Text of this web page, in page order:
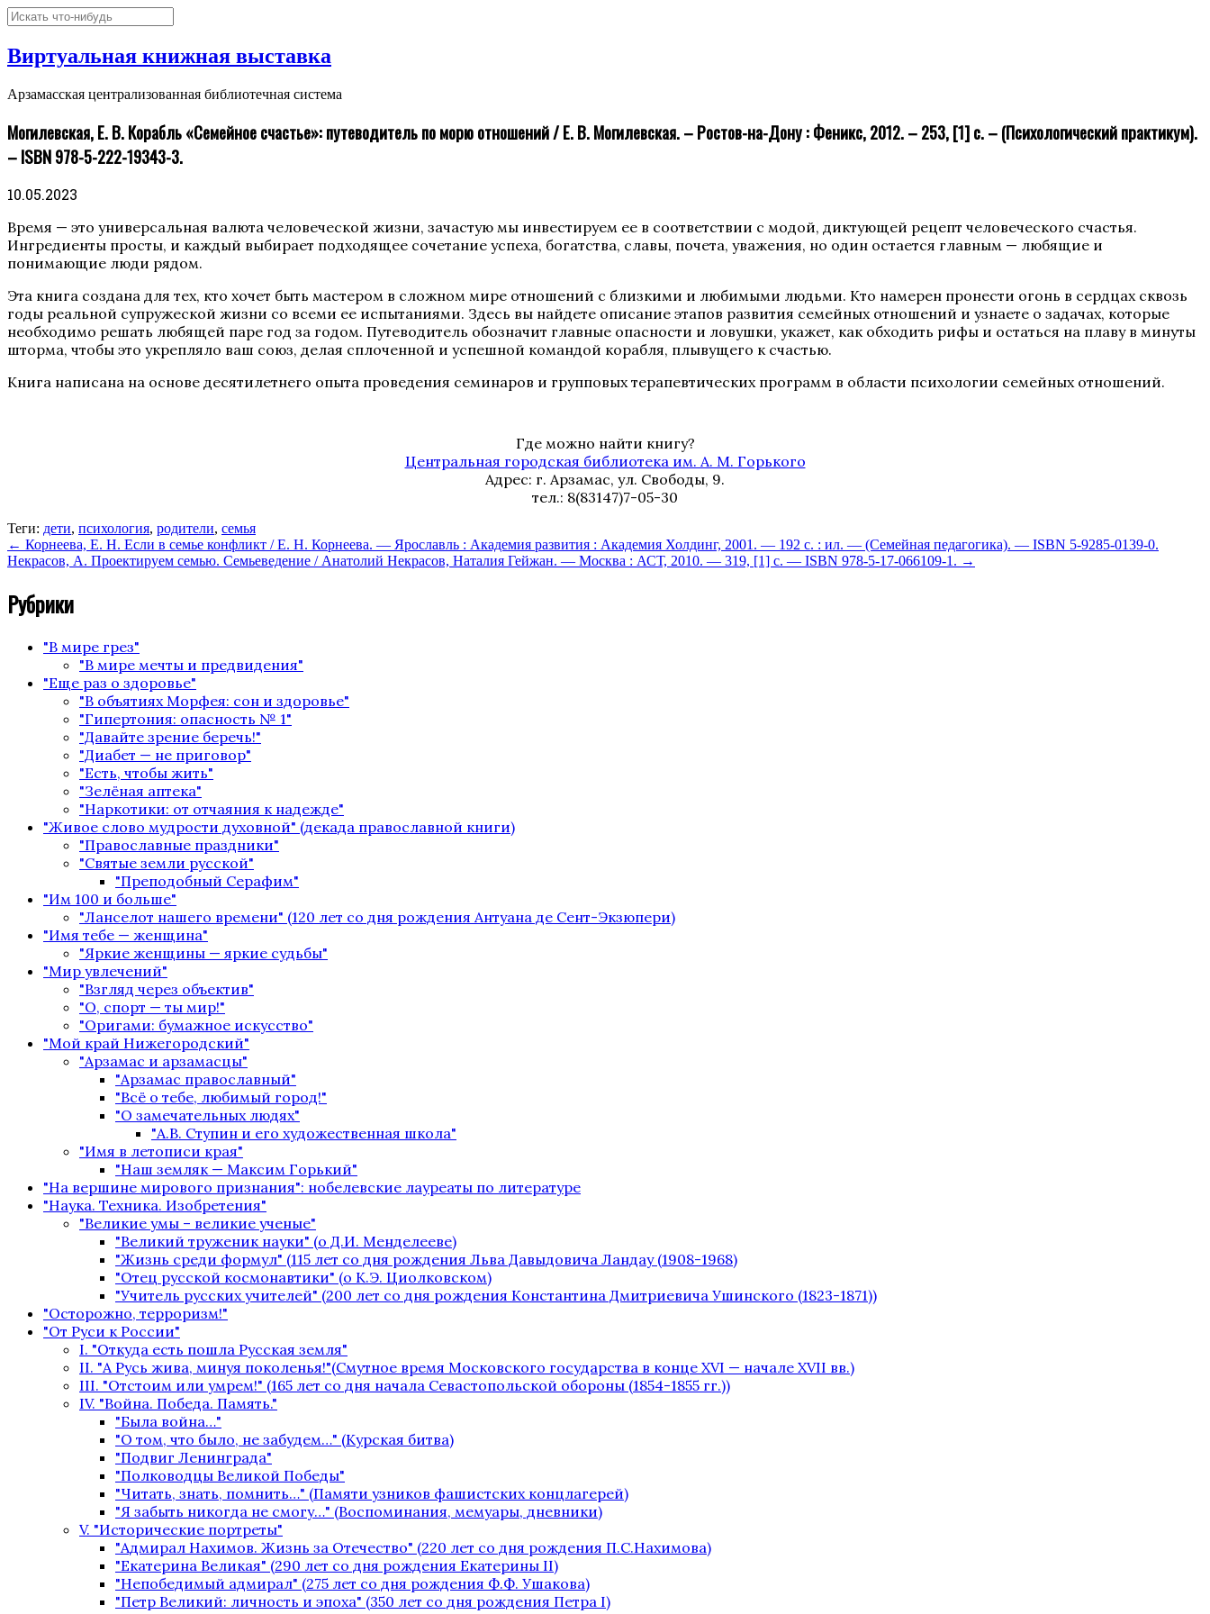
Виртуальная книжная выставка
Арзамасская централизованная библиотечная система
Могилевская, Е. В. Корабль «Семейное счастье»: путеводитель по морю отношений / Е. В. Могилевская. – Ростов-на-Дону : Феникс, 2012. – 253, [1] с. – (Психологический практикум).
– ISBN 978-5-222-19343-3.
10.05.2023
Время — это универсальная валюта человеческой жизни, зачастую мы инвестируем ее в соответствии с модой, диктующей рецепт человеческого счастья.
Ингредиенты просты, и каждый выбирает подходящее сочетание успеха, богатства, славы, почета, уважения, но один остается главным — любящие и
понимающие люди рядом.
Эта книга создана для тех, кто хочет быть мастером в сложном мире отношений с близкими и любимыми людьми. Кто намерен пронести огонь в сердцах сквозь
годы реальной супружеской жизни со всеми ее испытаниями. Здесь вы найдете описание этапов развития семейных отношений и узнаете о задачах, которые
необходимо решать любящей паре год за годом. Путеводитель обозначит главные опасности и ловушки, укажет, как обходить рифы и остаться на плаву в минуты
шторма, чтобы это укрепляло ваш союз, делая сплоченной и успешной командой корабля, плывущего к счастью.
Книга написана на основе десятилетнего опыта проведения семинаров и групповых терапевтических программ в области психологии семейных отношений.
Где можно найти книгу?
Центральная городская библиотека им. А. М. Горького
Адрес: г. Арзамас, ул. Свободы, 9.
тел.: 8(83147)7-05-30
Теги: дети, психология, родители, семья
← Корнеева, Е. Н. Если в семье конфликт / Е. Н. Корнеева. — Ярославль : Академия развития : Академия Холдинг, 2001. — 192 с. : ил. — (Семейная педагогика). — ISBN 5-9285-0139-0.
Некрасов, А. Проектируем семью. Семьеведение / Анатолий Некрасов, Наталия Гейжан. — Москва : АСТ, 2010. — 319, [1] с. — ISBN 978-5-17-066109-1. →
Рубрики
"В мире грез"
"В мире мечты и предвидения"
"Еще раз о здоровье"
"В объятиях Морфея: сон и здоровье"
"Гипертония: опасность № 1"
"Давайте зрение беречь!"
"Диабет — не приговор"
"Есть, чтобы жить"
"Зелёная аптека"
"Наркотики: от отчаяния к надежде"
"Живое слово мудрости духовной" (декада православной книги)
"Православные праздники"
"Святые земли русской"
"Преподобный Серафим"
"Им 100 и больше"
"Ланселот нашего времени" (120 лет со дня рождения Антуана де Сент-Экзюпери)
"Имя тебе — женщина"
"Яркие женщины — яркие судьбы"
"Мир увлечений"
"Взгляд через объектив"
"О, спорт — ты мир!"
"Оригами: бумажное искусство"
"Мой край Нижегородский"
"Арзамас и арзамасцы"
"Арзамас православный"
"Всё о тебе, любимый город!"
"О замечательных людях"
"А.В. Ступин и его художественная школа"
"Имя в летописи края"
"Наш земляк — Максим Горький"
"На вершине мирового признания": нобелевские лауреаты по литературе
"Наука. Техника. Изобретения"
"Великие умы – великие ученые"
"Великий труженик науки" (о Д.И. Менделееве)
"Жизнь среди формул" (115 лет со дня рождения Льва Давыдовича Ландау (1908-1968)
"Отец русской космонавтики" (о К.Э. Циолковском)
"Учитель русских учителей" (200 лет со дня рождения Константина Дмитриевича Ушинского (1823-1871))
"Осторожно, терроризм!"
"От Руси к России"
I. "Откуда есть пошла Русская земля"
II. "А Русь жива, минуя поколенья!"(Смутное время Московского государства в конце XVI — начале XVII вв.)
III. "Отстоим или умрем!" (165 лет со дня начала Севастопольской обороны (1854-1855 гг.))
IV. "Война. Победа. Память."
"Была война…"
"О том, что было, не забудем…" (Курская битва)
"Подвиг Ленинграда"
"Полководцы Великой Победы"
"Читать, знать, помнить…" (Памяти узников фашистских концлагерей)
"Я забыть никогда не смогу…" (Воспоминания, мемуары, дневники)
V. "Исторические портреты"
"Адмирал Нахимов. Жизнь за Отечество" (220 лет со дня рождения П.С.Нахимова)
"Екатерина Великая" (290 лет со дня рождения Екатерины II)
"Непобедимый адмирал" (275 лет со дня рождения Ф.Ф. Ушакова)
"Петр Великий: личность и эпоха" (350 лет со дня рождения Петра I)